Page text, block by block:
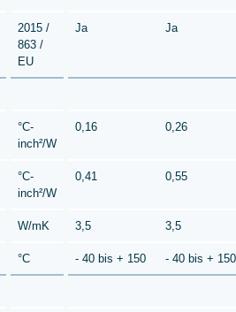
2015 /
863 /
EU
Ja Ja
°C-
inch²/W
0,16 0,26
°C-
inch²/W
0,41 0,55
W/mK 3,5 3,5
°C - 40 bis + 150 - 40 bis + 150